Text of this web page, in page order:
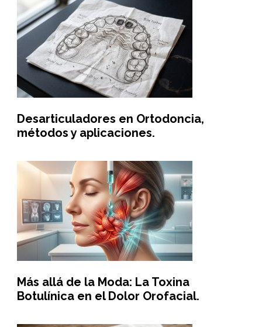
Desarticuladores en Ortodoncia,
métodos y aplicaciones.
Más allá de la Moda: La Toxina
Botulínica en el Dolor Orofacial.